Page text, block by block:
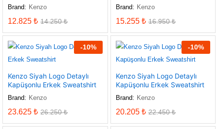
Brand: Kenzo
12.825 ₺ 14.250₺
Brand: Kenzo
15.255 ₺ 16.950₺
-10%
Kenzo Siyah Logo Detaylı
Kapüşonlu Erkek Sweatshirt
Brand: Kenzo
23.625 ₺ 26.250₺
-10%
Kenzo Siyah Logo Detaylı
Kapüşonlu Erkek Sweatshirt
Brand: Kenzo
20.205 ₺ 22.450₺